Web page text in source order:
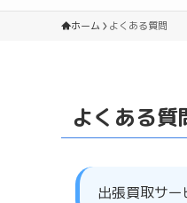
ホーム よくある質問
よくある質
出張買取サ